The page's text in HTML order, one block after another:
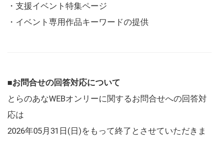
・支援イベント特集ページ
・イベント専用作品キーワードの提供
■お問合せの回答対応について
とらのあなWEBオンリーに関するお問合せへの回答対
応は
2026年05月31日(日)をもって終了とさせていただきま